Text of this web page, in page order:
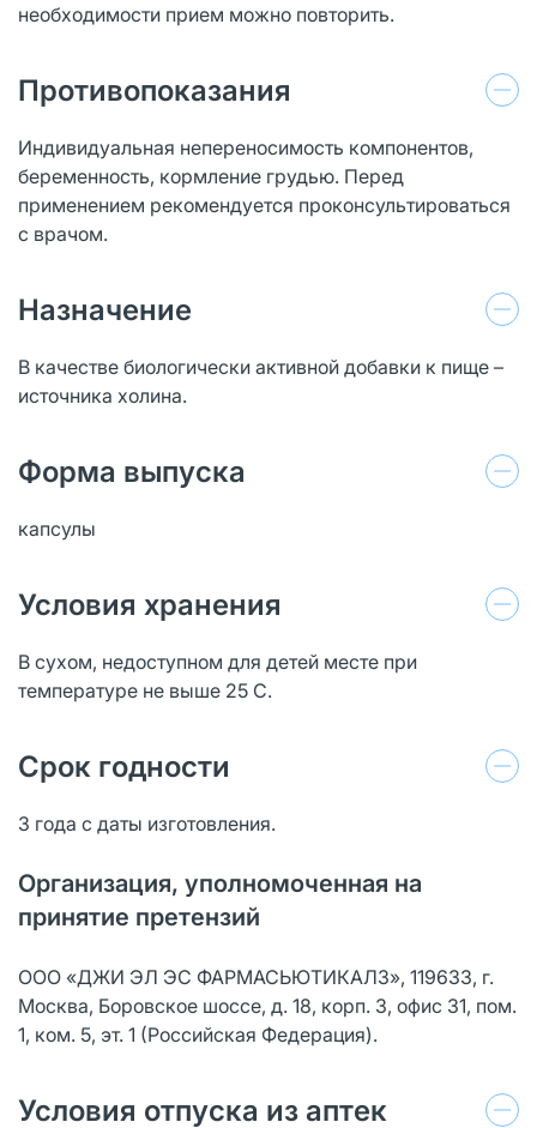
необходимости прием можно повторить.
Противопоказания
Индивидуальная непереносимость компонентов,
беременность, кормление грудью. Перед
применением рекомендуется проконсультироваться
с врачом.
Назначение
В качестве биологически активной добавки к пище –
источника холина.
Форма выпуска
капсулы
Условия хранения
В сухом, недоступном для детей месте при
температуре не выше 25 С.
Срок годности
3 года с даты изготовления.
Организация, уполномоченная на
принятие претензий
ООО «ДЖИ ЭЛ ЭС ФАРМАСЬЮТИКАЛЗ», 119633, г.
Москва, Боровское шоссе, д. 18, корп. 3, офис 31, пом.
1, ком. 5, эт. 1 (Российская Федерация).
Условия отпуска из аптек